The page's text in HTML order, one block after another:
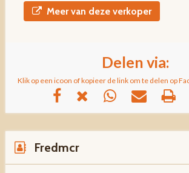
Meer van deze verkoper
Delen via:
Klik op een icoon of kopieer de link om te delen op
Fredmcr